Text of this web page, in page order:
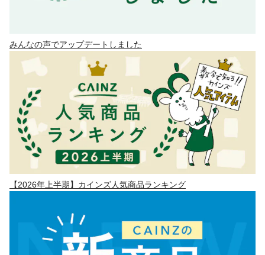
みんなの声でアップデートしました
【2026年上半期】カインズ人気商品ランキング